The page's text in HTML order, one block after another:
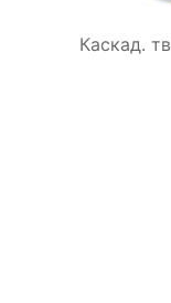
Каскад. тв